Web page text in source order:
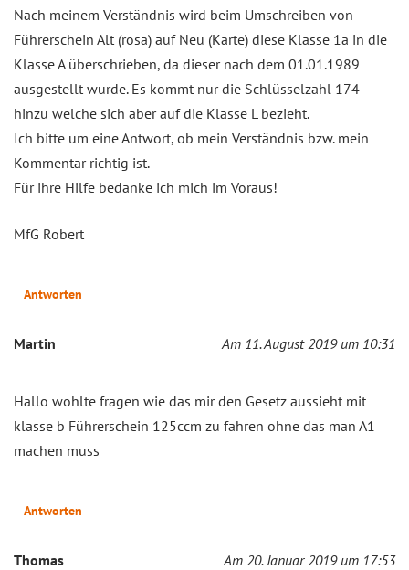
Nach meinem Verständnis wird beim Umschreiben von
Führerschein Alt (rosa) auf Neu (Karte) diese Klasse 1a in die
Klasse A überschrieben, da dieser nach dem 01.01.1989
ausgestellt wurde. Es kommt nur die Schlüsselzahl 174
hinzu welche sich aber auf die Klasse L bezieht.
Ich bitte um eine Antwort, ob mein Verständnis bzw. mein
Kommentar richtig ist.
Für ihre Hilfe bedanke ich mich im Voraus!
MfG Robert
Antworten
Martin Am 11. August 2019 um 10:31
Hallo wohlte fragen wie das mir den Gesetz aussieht mit
klasse b Führerschein 125ccm zu fahren ohne das man A1
machen muss
Antworten
Thomas Am 20. Januar 2019 um 17:53